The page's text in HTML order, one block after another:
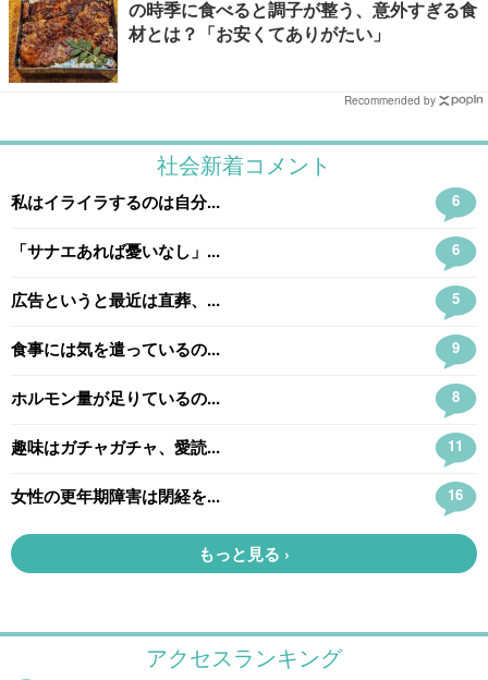
の時季に食べると調子が整う、意外すぎる食
材とは？「お安くてありがたい」
Recommended by
アクセスランキング